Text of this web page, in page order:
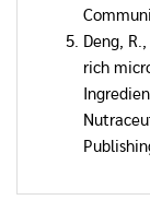
Deng,
rich